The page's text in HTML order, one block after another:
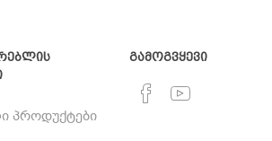
პროდუქტები
გამოგვყევი